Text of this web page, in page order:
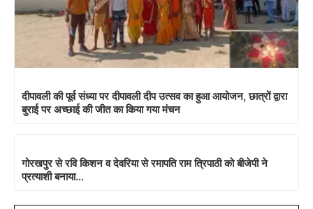
दीपावली की पूर्व संध्या पर दीपावली दीप उत्सव का हुआ आयोजन, छात्रों द्वारा
बुराई पर अच्छाई की जीत का किया गया मंचन
गोरखपुर से रवि किशन व देवरिया से रमापति राम त्रिपाठी को बीजेपी ने
प्रत्याशी बनाया…